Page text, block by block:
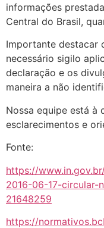
informações
Central do Brasil,
Importante destacar
necessário sigilo
declaração e os
maneira a não
Nossa equipe está à
esclarecimentos e
Fonte:
https://
2016-06-17-
21648259
https://